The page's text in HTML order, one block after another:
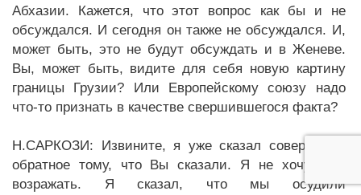
Абхазии. Кажется, что этот вопрос как бы и не
обсуждался. И сегодня он также не обсуждался. И,
может быть, это не будут обсуждать и в Женеве.
Вы, может быть, видите для себя новую картину
границы Грузии? Или Европейскому союзу надо
что-то признать в качестве свершившегося факта?
Н.САРКОЗИ: Извините, я уже сказал совершенно
обратное тому, что Вы сказали. Я не хочу Вам
возражать. Я сказал, что мы осудили